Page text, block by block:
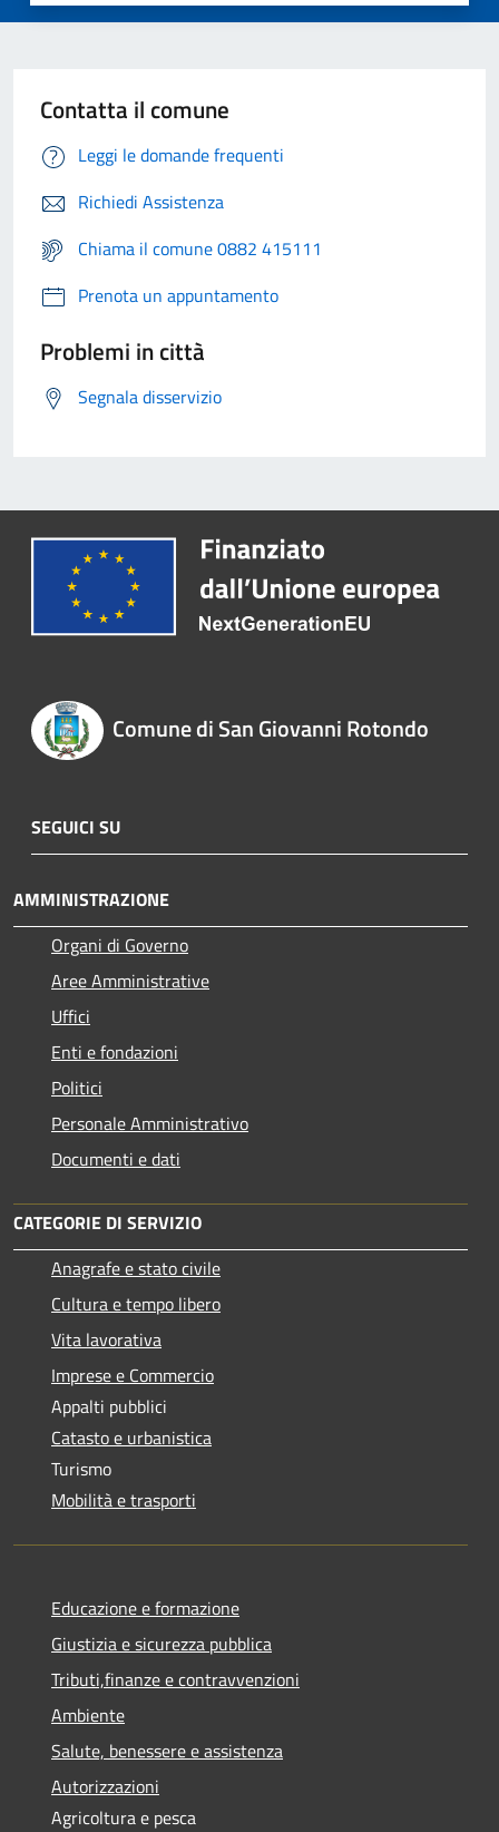
Contatta il comune
Leggi le domande frequenti
Richiedi Assistenza
Chiama il comune 0882 415111
Prenota un appuntamento
Problemi in città
Segnala disservizio
Comune di San Giovanni Rotondo
SEGUICI SU
AMMINISTRAZIONE
Organi di Governo
Aree Amministrative
Uffici
Enti e fondazioni
Politici
Personale Amministrativo
Documenti e dati
CATEGORIE DI SERVIZIO
Anagrafe e stato civile
Cultura e tempo libero
Vita lavorativa
Imprese e Commercio
Appalti pubblici
Catasto e urbanistica
Turismo
Mobilità e trasporti
Educazione e formazione
Giustizia e sicurezza pubblica
Tributi,finanze e contravvenzioni
Ambiente
Salute, benessere e assistenza
Autorizzazioni
Agricoltura e pesca